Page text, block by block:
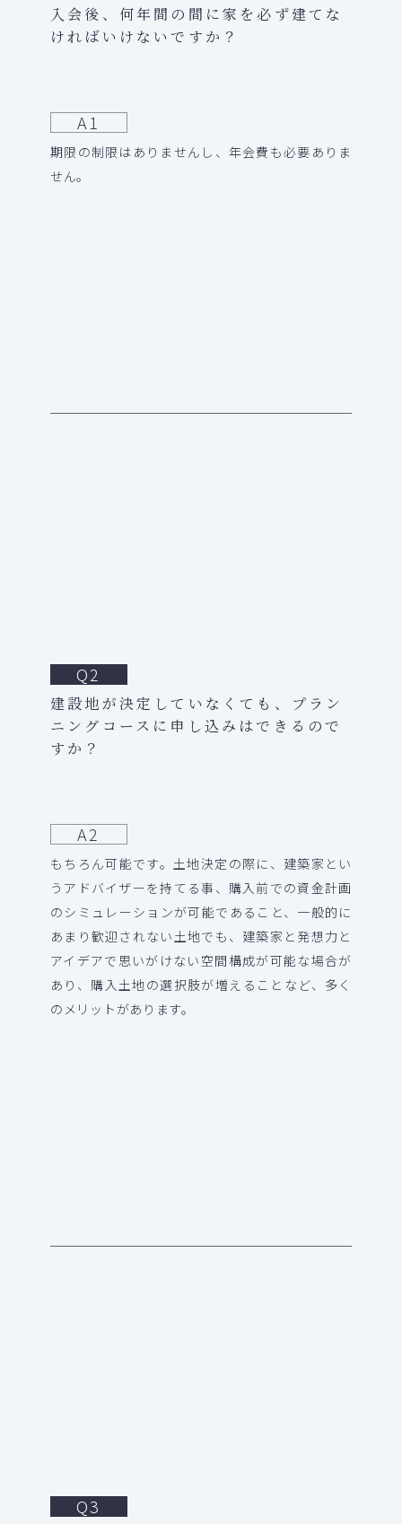
入会後、何年間の間に家を必ず建てな
ければいけないですか？
A1
期限の制限はありませんし、年会費も必要ありま
せん。
Q2
建設地が決定していなくても、プラン
ニングコースに申し込みはできるので
すか？
A2
もちろん可能です。土地決定の際に、建築家とい
うアドバイザーを持てる事、購入前での資金計画
のシミュレーションが可能であること、一般的に
あまり歓迎されない土地でも、建築家と発想力と
アイデアで思いがけない空間構成が可能な場合が
あり、購入土地の選択肢が増えることなど、多く
のメリットがあります。
Q3